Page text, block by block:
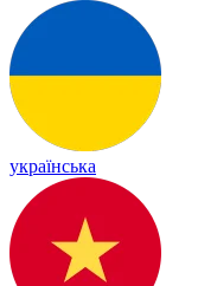
українська